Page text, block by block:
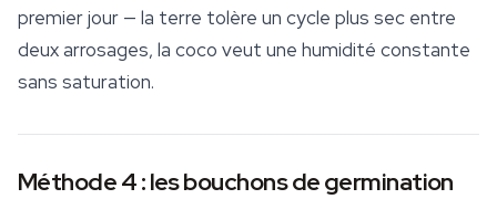
premier jour — la terre tolère un cycle plus sec entre
deux arrosages, la coco veut une humidité constante
sans saturation.
Méthode 4 : les bouchons de germination